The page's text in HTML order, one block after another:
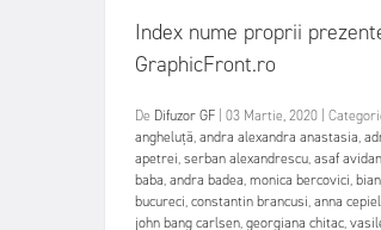
Index nume proprii
GraphicFront.ro
De Difuzor GF | 03 Martie, 2020 |
angheluță,andra alexandra anastasia,
apetrei,serban alexandrescu,asaf avidan
baba,andra badea,monica bercovici,
bucureci,constantin brancusi,anna
john bang carlsen,georgiana chitac,